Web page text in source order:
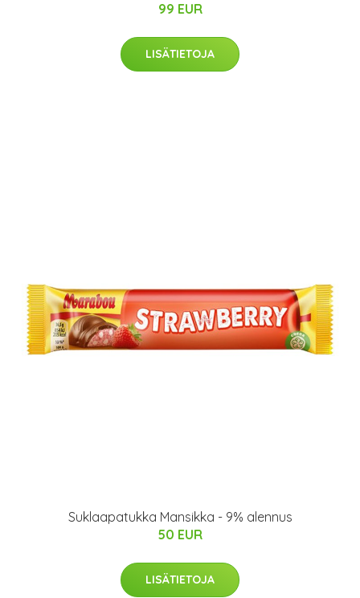
99 EUR
LISÄTIETOJA
Suklaapatukka Mansikka - 9% alennus
50 EUR
LISÄTIETOJA